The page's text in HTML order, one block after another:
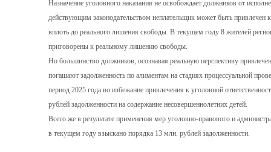
Назначение уголовного наказания не освобождает должников от
действующим законодательством неплательщик может быть привлечен
вплоть до реального лишения свободы. В текущем году 8 жителей
приговорены к реальному лишению свободы.
Но большинство должников, осознавая реальную перспективу
погашают задолженность по алиментам на стадиях процессуальной
период 2025 года во избежание привлечения к уголовной
рублей задолженности на содержание несовершеннолетних детей.
Всего же в результате применения мер уголовно-правового и
в текущем году взыскано порядка 13 млн. рублей задолженности.